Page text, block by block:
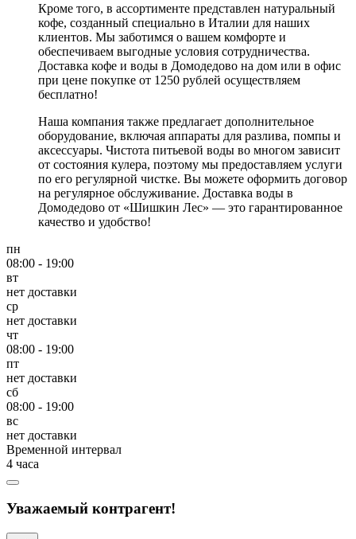
Кроме того, в ассортименте представлен натуральный
кофе, созданный специально в Италии для наших
клиентов. Мы заботимся о вашем комфорте и
обеспечиваем выгодные условия сотрудничества.
Доставка кофе и воды в Домодедово на дом или в офис
при цене покупке от 1250 рублей осуществляем
бесплатно!
Наша компания также предлагает дополнительное
оборудование, включая аппараты для разлива, помпы и
аксессуары. Чистота питьевой воды во многом зависит
от состояния кулера, поэтому мы предоставляем услуги
по его регулярной чистке. Вы можете оформить договор
на регулярное обслуживание. Доставка воды в
Домодедово от «Шишкин Лес» — это гарантированное
качество и удобство!
пн
08:00 - 19:00
вт
нет доставки
ср
нет доставки
чт
08:00 - 19:00
пт
нет доставки
сб
08:00 - 19:00
вс
нет доставки
Временной интервал
4 часа
Уважаемый контрагент!